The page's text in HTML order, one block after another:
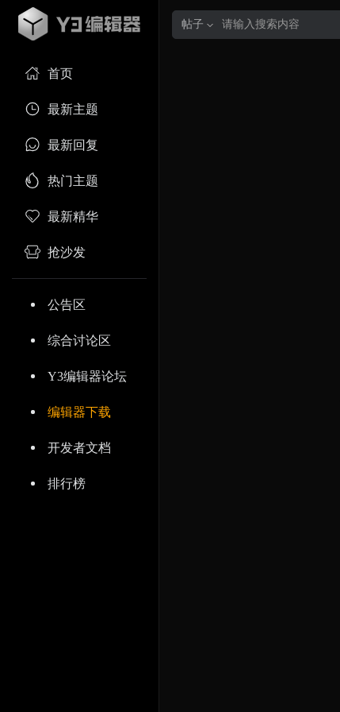
首页
最新主题
最新回复
热门主题
最新精华
抢沙发
公告区
综合讨论区
Y3编辑器论坛
编辑器下载
开发者文档
排行榜
帖子